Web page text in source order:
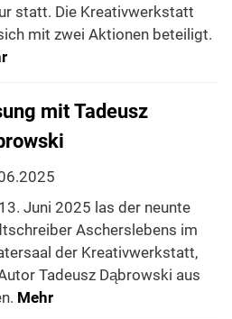
statt. Die Kreativwerkstatt
mit zwei Aktionen beteiligt.
mit Tadeusz
Juni 2025 las der neunte
Ascherslebens im
der Kreativwerkstatt,
Tadeusz Dąbrowski aus
Mehr